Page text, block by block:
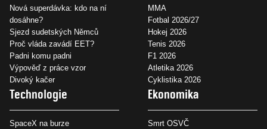
Nová superdávka: kdo na ní
dosáhne?
Sjezd sudetských Němců
Proč vláda zavádí EET?
Padni komu padni
Výpověď z práce vzor
Divoký kačer
MMA
Fotbal 2026/27
Hokej 2026
Tenis 2026
F1 2026
Atletika 2026
Cyklistika 2026
Technologie
SpaceX na burze
Ekonomika
Smrt OSVČ